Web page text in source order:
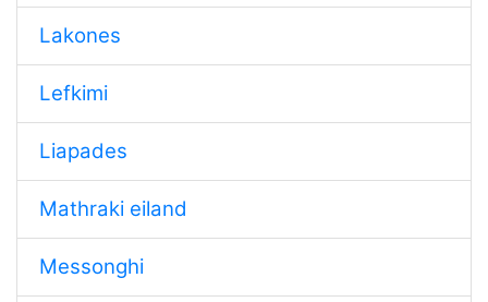
Lakones
Lefkimi
Liapades
Mathraki eiland
Messonghi